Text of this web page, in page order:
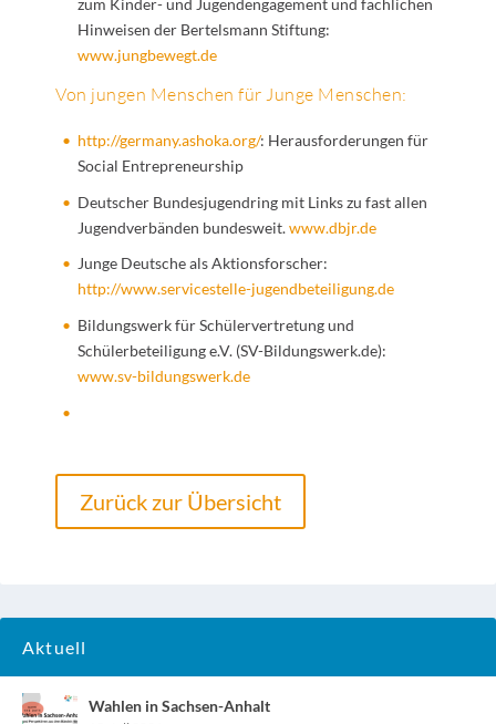
zum Kinder- und Jugendengagement und fachlichen
Hinweisen der Bertelsmann Stiftung:
www.jungbewegt.de
Von jungen Menschen für Junge Menschen:
http://germany.ashoka.org/: Herausforderungen für
Social Entrepreneurship
Deutscher Bundesjugendring mit Links zu fast allen
Jugendverbänden bundesweit.www.dbjr.de
Junge Deutsche als Aktionsforscher:
http://www.servicestelle-jugendbeteiligung.de
Bildungswerk für Schülervertretung und
Schülerbeteiligung e.V. (SV-Bildungswerk.de):
www.sv-bildungswerk.de
Zurück zur Übersicht
Aktuell
Wahlen in Sachsen-Anhalt